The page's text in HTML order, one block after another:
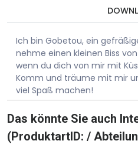
Ich bin Gobetou, ein
nehme einen kleinen Biss
wenn du dich von mir mit
Komm und träume mit mir
viel Spaß machen!
Das könnte Sie auch
(ProduktartID: /